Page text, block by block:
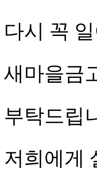
다시 꼭
새마을금
부탁드립
저희에게